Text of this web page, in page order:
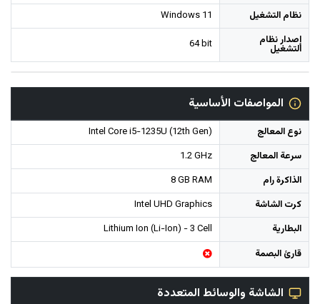
نظام التشغيل
Windows 11
إصدار نظام
التشغيل 64 bit
المواصفات الأساسية
نوع المعالج
Intel Core i5-1235U (12th Gen)
سرعة المعالج
1.2 GHz
الذاكرة رام
8 GB RAM
كرت الشاشة
Intel UHD Graphics
البطارية
Lithium Ion (Li-Ion) - 3 Cell
قارئ البصمة
الشاشة والوسائط المتعددة